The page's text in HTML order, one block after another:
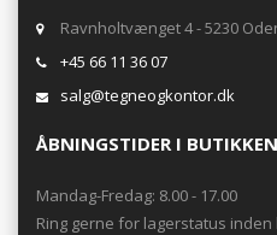
Ravnholtvænget 4 - 5230
+45 66 11 36 07
salg@tegneogkontor.dk
ÅBNINGSTIDER I BUTIKKEN
Mandag-Fredag: 8.00 - 17.00
Ring gerne for lagerstatus